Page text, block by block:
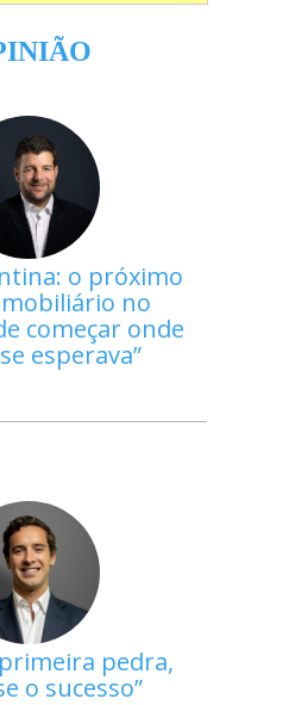
o próximo
no
começar onde
esperava
pedra,
o sucesso